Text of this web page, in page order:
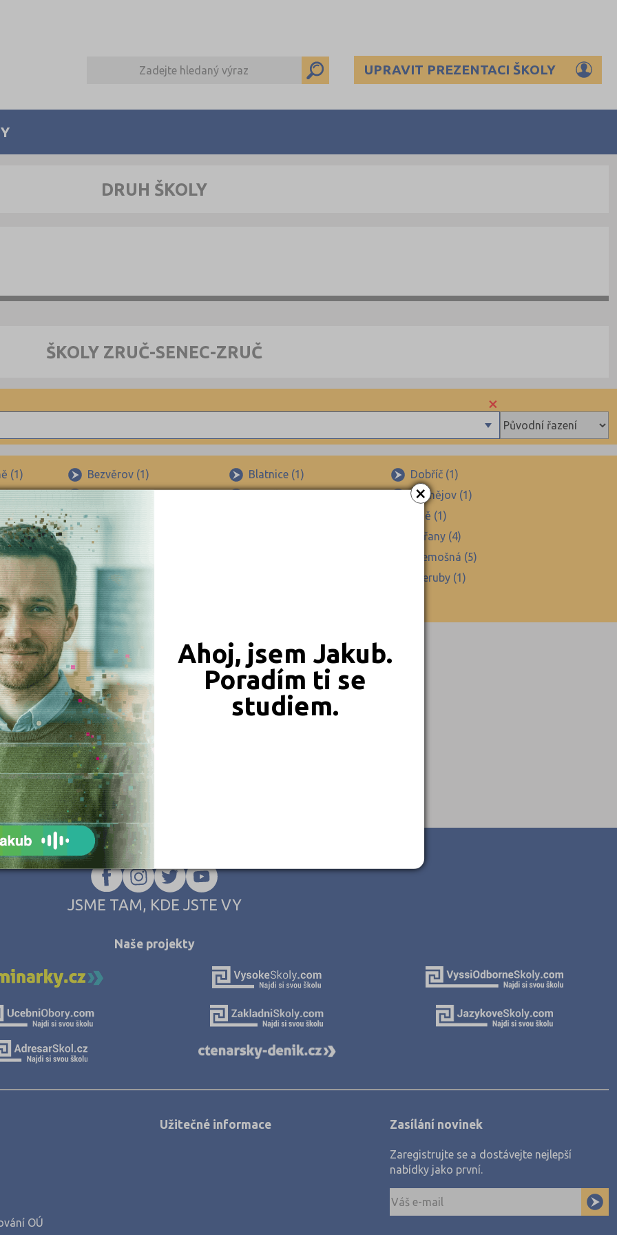
×
Ahoj, jsem Jakub.
Poradím ti se
studiem.
UPRAVIT PREZENTACI ŠKOLY
DRUH ŠKOLY
ŠKOLY ZRUČ-SENEC-ZRUČ
×
(1) Bezvěrov (1) Blatnice (1)
Dobříč (1)
(1) Horní Bříza (1)
Kaznějov (1)
Kralovice (9)
Líně (1)
Město Touškov (2)
Nýřany (4)
Tlučná (1)
Třemošná (5)
Zruč-Senec-Zruč (1)
Všeruby (1)
JSME TAM, KDE JSTE VY
Naše projekty
OÚ
Užitečné informace Zasílání novinek
Zaregistrujte se a dostávejte nejlepší
nabídky jako první.